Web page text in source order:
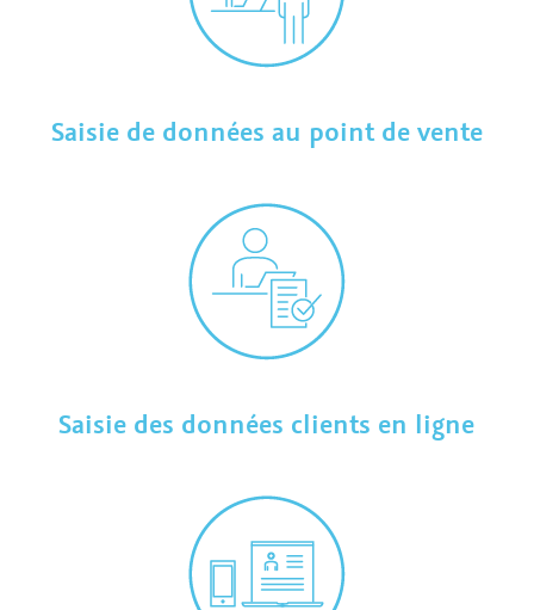
Saisie de données au point de vente
Saisie des données clients en ligne